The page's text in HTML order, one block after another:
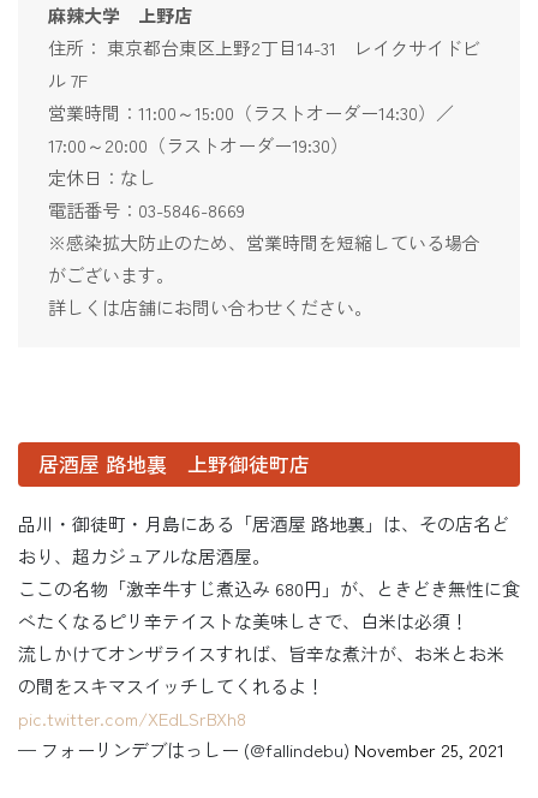
麻辣大学 上野店
住所： 東京都台東区上野2丁目14-31 レイクサイドビ
ル 7F
営業時間：11:00～15:00（ラストオーダー14:30）／
17:00～20:00（ラストオーダー19:30）
定休日：なし
電話番号：03-5846-8669
※感染拡大防止のため、営業時間を短縮している場合
がございます。
詳しくは店舗にお問い合わせください。
居酒屋 路地裏 上野御徒町店
品川・御徒町・月島にある「居酒屋 路地裏」は、その店名ど
おり、超カジュアルな居酒屋。
ここの名物「激辛牛すじ煮込み 680円」が、ときどき無性に食
べたくなるピリ辛テイストな美味しさで、白米は必須！
流しかけてオンザライスすれば、旨辛な煮汁が、お米とお米
の間をスキマスイッチしてくれるよ！
pic.twitter.com/XEdLSrBXh8
— フォーリンデブはっしー (@fallindebu) November 25, 2021